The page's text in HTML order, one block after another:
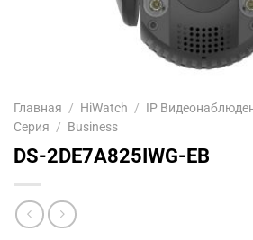
Главная / HiWatch / IP
Серия / Business
DS-2DE7A825IWG-EB